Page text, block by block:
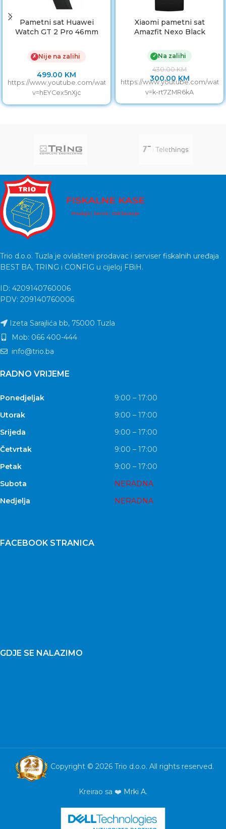
Pametni sat Huawei
Watch GT 2 Pro 46mm
✗ Nije na zalihi
499.00 KM
https://www.youtube.com/watch?
v=hEYCex5nXjc
Xiaomi pametni sat
Amazfit Nexo Black
✓ Na zalihi
430.00KM
300.00 KM
https://www.youtube.com/
v=k-rt7ZMR6kA
Trio d.o.o. Tuzla je ovlašteni prodavac i serviser fiskalnih uređaja
BEST BA, TRING i CONFIG u cijeloj FBiH.
ID: 4209140760006
PDV: 209140760006
Izeta Sarajlića bb, 75000 Tuzla
Mob: 066 400-444
info@trio.ba
RADNO VRIJEME
Ponedjeljak
9:00 – 17:00
Utorak
9:00 – 17:00
Srijeda
9:00 – 17:00
Četvrtak
9:00 – 17:00
Petak
9:00 – 17:00
Subota
NERADNA
Nedjelja
NERADNA
FACEBOOK STRANICA
GDJE SE NALAZIMO
Copyright © 2026 Trio d.o.o. All rights reserved.
Kreirao sa ❤️ Mrki A.